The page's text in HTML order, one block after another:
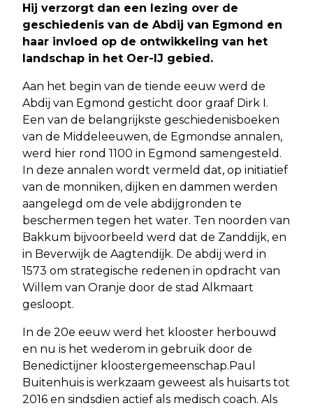
Hij verzorgt dan een lezing over de
geschiedenis van de Abdij van Egmond en
haar invloed op de ontwikkeling van het
landschap in het Oer-IJ gebied.
Aan het begin van de tiende eeuw werd de
Abdij van Egmond gesticht door graaf Dirk I.
Een van de belangrijkste geschiedenisboeken
van de Middeleeuwen, de Egmondse annalen,
werd hier rond 1100 in Egmond samengesteld.
In deze annalen wordt vermeld dat, op initiatief
van de monniken, dijken en dammen werden
aangelegd om de vele abdijgronden te
beschermen tegen het water. Ten noorden van
Bakkum bijvoorbeeld werd dat de Zanddijk, en
in Beverwijk de Aagtendijk. De abdij werd in
1573 om strategische redenen in opdracht van
Willem van Oranje door de stad Alkmaart
gesloopt.
In de 20e eeuw werd het klooster herbouwd
en nu is het wederom in gebruik door de
Benedictijner kloostergemeenschap.Paul
Buitenhuis is werkzaam geweest als huisarts tot
2016 en sindsdien actief als medisch coach. Als